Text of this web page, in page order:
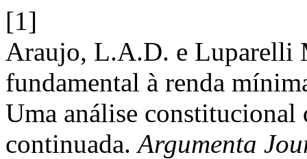
[1]
Araujo, L.A.D. e Luparelli
fundamental à renda
Uma análise constitucional
continuada.Argumenta